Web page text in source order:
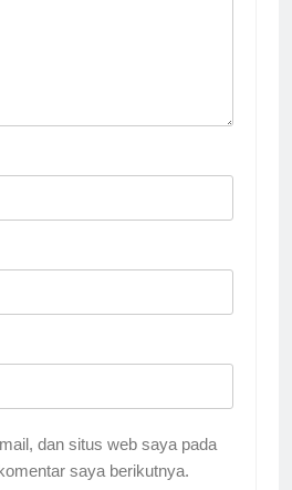
dan situs web saya pada
saya berikutnya.